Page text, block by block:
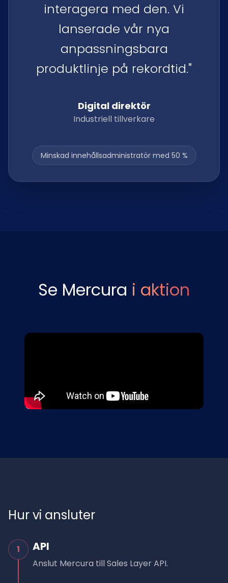
interagera med den. Vi
lanserade vår nya
anpassningsbara
produktlinje på rekordtid."
Digital direktör
Industriell tillverkare
Minskad innehållsadministratör med 50 %
Se Mercura i aktion
Hur vi ansluter
1 API
Anslut Mercura till Sales Layer API.